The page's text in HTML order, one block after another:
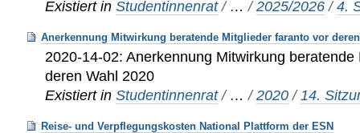
Existiert in Studentinnenrat / …/2025/2026 /4.
Anerkennung Mitwirkung beratende Mitglieder faranto vor
2020-14-02: Anerkennung Mitwirkung
deren Wahl 2020
Existiert in Studentinnenrat / …/2020 /14.
Reise- und Verpflegungskosten National Plattform der ESN